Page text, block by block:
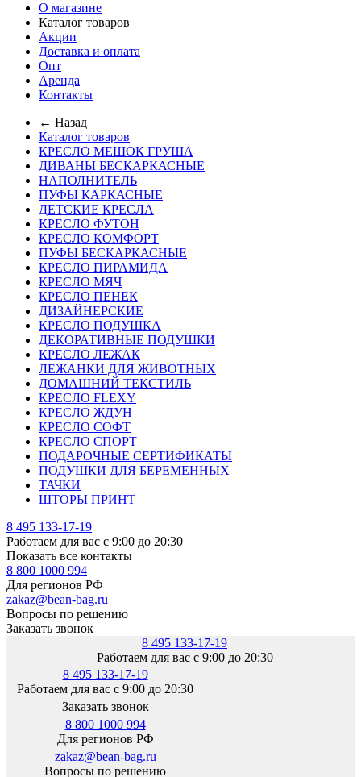
О магазине
Каталог товаров
Акции
Доставка и оплата
Опт
Аренда
Контакты
← Назад
Каталог товаров
КРЕСЛО МЕШОК ГРУША
ДИВАНЫ БЕСКАРКАСНЫЕ
НАПОЛНИТЕЛЬ
ПУФЫ КАРКАСНЫЕ
ДЕТСКИЕ КРЕСЛА
КРЕСЛО ФУТОН
КРЕСЛО КОМФОРТ
ПУФЫ БЕСКАРКАСНЫЕ
КРЕСЛО ПИРАМИДА
КРЕСЛО МЯЧ
КРЕСЛО ПЕНЕК
ДИЗАЙНЕРСКИЕ
КРЕСЛО ПОДУШКА
ДЕКОРАТИВНЫЕ ПОДУШКИ
КРЕСЛО ЛЕЖАК
ЛЕЖАНКИ ДЛЯ ЖИВОТНЫХ
ДОМАШНИЙ ТЕКСТИЛЬ
КРЕСЛО FLEXY
КРЕСЛО ЖДУН
КРЕСЛО СОФТ
КРЕСЛО СПОРТ
ПОДАРОЧНЫЕ СЕРТИФИКАТЫ
ПОДУШКИ ДЛЯ БЕРЕМЕННЫХ
ТАЧКИ
ШТОРЫ ПРИНТ
8 495 133-17-19
Работаем для вас с 9:00 до 20:30
Показать все контакты
8 800 1000 994
Для регионов РФ
zakaz@bean-bag.ru
Вопросы по решению
Заказать звонок
8 495 133-17-19
Работаем для вас с 9:00 до 20:30
8 495 133-17-19
Работаем для вас с 9:00 до 20:30
Заказать звонок
8 800 1000 994
Для регионов РФ
zakaz@bean-bag.ru
Вопросы по решению